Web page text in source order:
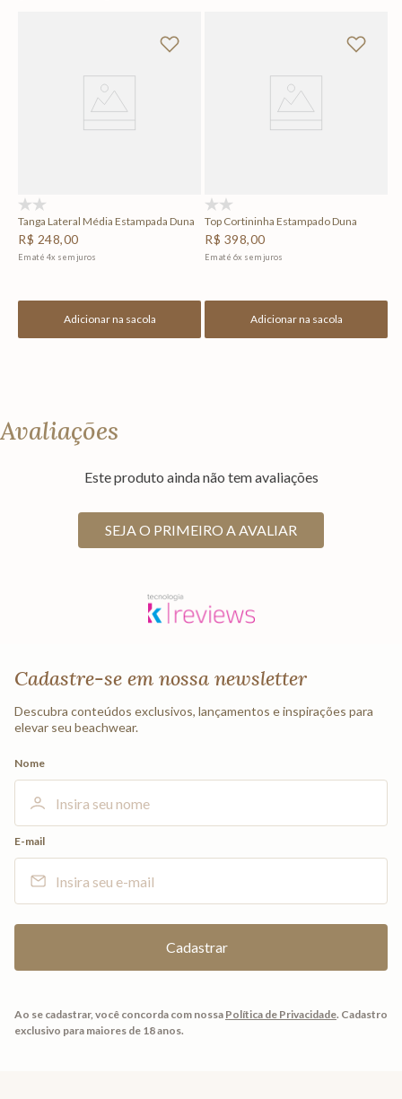
Tanga Lateral Média Estampada Duna
R$ 248,00
Em até 4x sem juros
Adicionar na sacola
Top Cortininha Estampado Duna
R$ 398,00
Em até 6x sem juros
Adicionar na sacola
Avaliações
Este produto ainda não tem avaliações
SEJA O PRIMEIRO A AVALIAR
Cadastre-se em nossa newsletter
Descubra conteúdos exclusivos, lançamentos e inspirações para
elevar seu beachwear.
Nome
E-mail
Ao se cadastrar, você concorda com nossa Política de Privacidade. Cadastro
exclusivo para maiores de 18 anos.